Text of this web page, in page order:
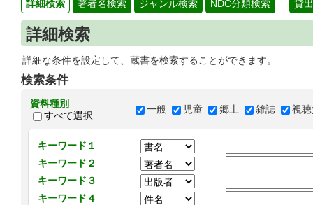
詳細検索 著者名検索 ジャンル検索 NDC分類検索 貸
詳細検索
詳細な条件を設定して、蔵書を検索することができます。
検索条件
資料種別
すべて選択
一般 児童 郷土 雑誌 視
キーワード１
キーワード２
キーワード３
キーワード４